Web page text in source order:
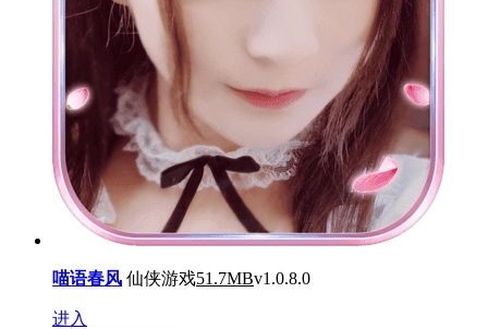
喵语春风 仙侠游戏51.7MBv1.0.8.0
进入